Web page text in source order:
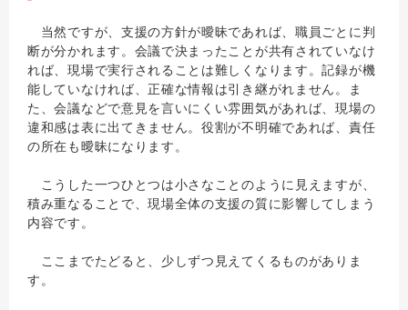
当然ですが、支援の方針が曖昧であれば、職員ごとに判
断が分かれます。会議で決まったことが共有されていなけ
れば、現場で実行されることは難しくなります。記録が機
能していなければ、正確な情報は引き継がれません。ま
た、会議などで意見を言いにくい雰囲気があれば、現場の
違和感は表に出てきません。役割が不明確であれば、責任
の所在も曖昧になります。
こうした一つひとつは小さなことのように見えますが、
積み重なることで、現場全体の支援の質に影響してしまう
内容です。
ここまでたどると、少しずつ見えてくるものがありま
す。